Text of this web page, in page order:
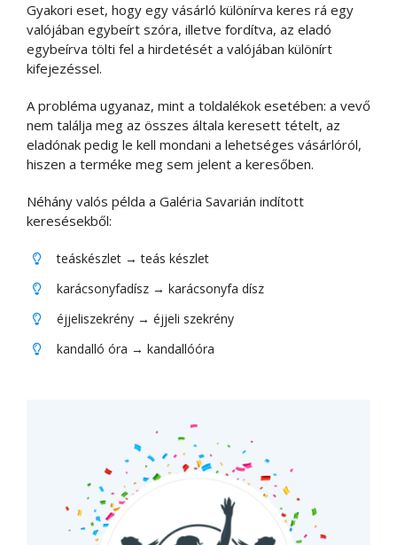
Gyakori eset, hogy egy vásárló különírva keres rá egy
valójában egybeírt szóra, illetve fordítva, az eladó
egybeírva tölti fel a hirdetését a valójában különírt
kifejezéssel.
A probléma ugyanaz, mint a toldalékok esetében: a vevő
nem találja meg az összes általa keresett tételt, az
eladónak pedig le kell mondani a lehetséges vásárlóról,
hiszen a terméke meg sem jelent a keresőben.
Néhány valós példa a Galéria Savarián indított
keresésekből:
teáskészlet → teás készlet
karácsonyfadísz → karácsonyfa dísz
éjjeliszekrény → éjjeli szekrény
kandalló óra → kandallóóra